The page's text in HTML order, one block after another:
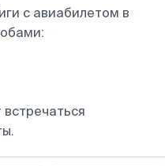
с авиабилетом в